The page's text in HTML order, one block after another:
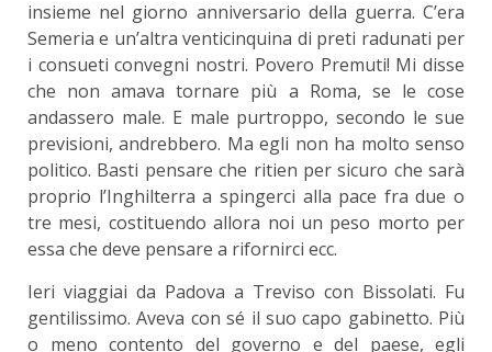
insieme nel giorno anniversario della guerra. C’era
Semeria e un’altra venticinquina di preti radunati per
i consueti convegni nostri. Povero Premuti! Mi disse
che non amava tornare più a Roma, se le cose
andassero male. E male purtroppo, secondo le sue
previsioni, andrebbero. Ma egli non ha molto senso
politico. Basti pensare che ritien per sicuro che sarà
proprio l’Inghilterra a spingerci alla pace fra due o
tre mesi, costituendo allora noi un peso morto per
essa che deve pensare a rifornirci ecc.
Ieri viaggiai da Padova a Treviso con Bissolati. Fu
gentilissimo. Aveva con sé il suo capo gabinetto. Più
o meno contento del governo e del paese, egli